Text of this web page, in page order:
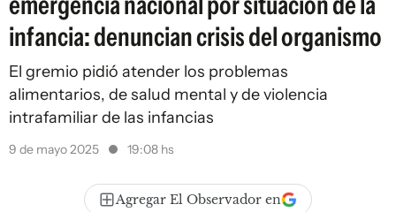
infancia: denuncian crisis del organismo
El gremio pidió atender los problemas
alimentarios, de salud mental y de violencia
intrafamiliar de las infancias
9 de mayo 2025 19:08 hs
Agregar El Observador en